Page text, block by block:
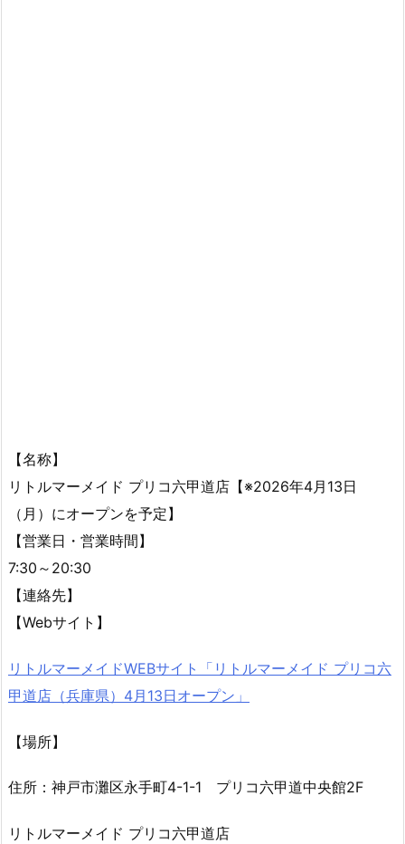
【名称】
リトルマーメイド プリコ六甲道店【※2026年4月13日
（月）にオープンを予定】
【営業日・営業時間】
7:30～20:30
【連絡先】
【Webサイト】
リトルマーメイドWEBサイト「リトルマーメイド プリコ六
甲道店（兵庫県）4月13日オープン」
【場所】
住所：神戸市灘区永手町4-1-1 プリコ六甲道中央館2F
リトルマーメイド プリコ六甲道店